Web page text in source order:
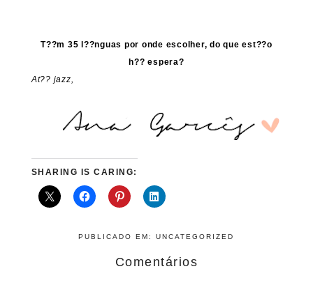
T??m 35 l??nguas por onde escolher, do que est??o
h?? espera?
At?? jazz,
SHARING IS CARING:
PUBLICADO EM:UNCATEGORIZED
Comentários